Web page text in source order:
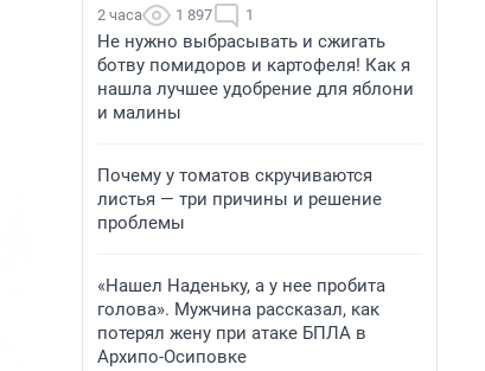
2 часа 1 897 1
Не нужно выбрасывать и сжигать
ботву помидоров и картофеля! Как я
нашла лучшее удобрение для яблони
и малины
Почему у томатов скручиваются
листья — три причины и решение
проблемы
«Нашел Наденьку, а у нее пробита
голова». Мужчина рассказал, как
потерял жену при атаке БПЛА в
Архипо-Осиповке